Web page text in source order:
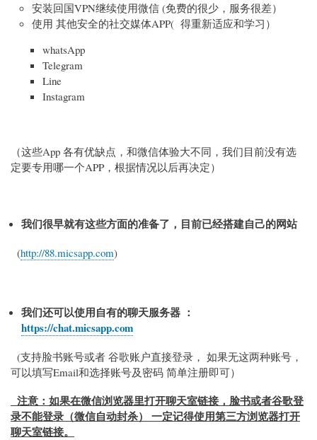
安装回国VPN继续使用微信 (免费的很少，服务很差）
使用 其他安全的社交媒体APP( 得重新适应和学习）
whatsApp
Telegram
Line
Instagram
（这些App 各有优缺点，和微信体验大不同，我们目前没有选
定要专用哪一个APP，根据情况以后再决定）
我们很早就有这些方面的准备了，目前已经搭建自己的网站
(http://88.micsapp.com)
我们还可以使用自有的聊天服务器 ：
https://chat.micsapp.com
(支持脸书账号或者 谷歌账户直接登录， 如果无这两种账号，
可以填写Email和选择账号及密码 简单注册即可）
注意：如果在微信浏览器里打开聊天室链接，脸书或者谷歌登
录不能登录（微信自动封杀） 一定记得使用第三方浏览器打开
聊天室链接。